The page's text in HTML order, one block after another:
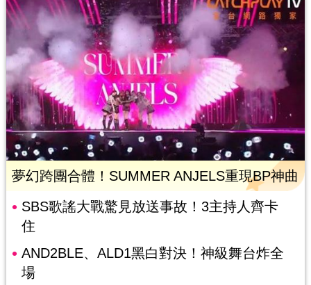
夢幻跨團合體！SUMMER ANJELS重現BP神曲
SBS歌謠大戰驚見放送事故！3主持人齊卡
住
AND2BLE、ALD1黑白對決！神級舞台炸全
場